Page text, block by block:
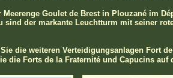
Goulet de Brest in Plouzané im
der markante Leuchtturm mit seiner
die weiteren Verteidigungsanlagen Fort
die Forts de la Fraternité und Capucins auf